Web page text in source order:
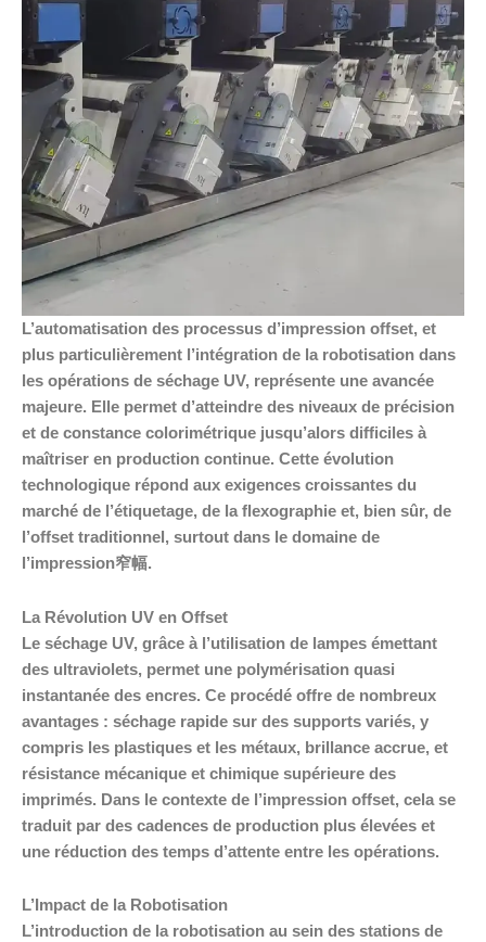
L’automatisation des processus d’impression offset, et
plus particulièrement l’intégration de la robotisation dans
les opérations de séchage UV, représente une avancée
majeure. Elle permet d’atteindre des niveaux de précision
et de constance colorimétrique jusqu’alors difficiles à
maîtriser en production continue. Cette évolution
technologique répond aux exigences croissantes du
marché de l’étiquetage, de la flexographie et, bien sûr, de
l’offset traditionnel, surtout dans le domaine de
l’impression窄幅.
La Révolution UV en Offset
Le séchage UV, grâce à l’utilisation de lampes émettant
des ultraviolets, permet une polymérisation quasi
instantanée des encres. Ce procédé offre de nombreux
avantages : séchage rapide sur des supports variés, y
compris les plastiques et les métaux, brillance accrue, et
résistance mécanique et chimique supérieure des
imprimés. Dans le contexte de l’impression offset, cela se
traduit par des cadences de production plus élevées et
une réduction des temps d’attente entre les opérations.
L’Impact de la Robotisation
L’introduction de la robotisation au sein des stations de